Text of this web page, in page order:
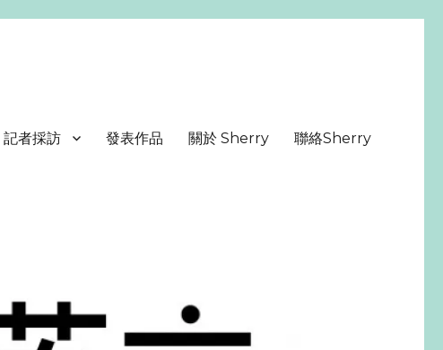
記者採訪 發表作品 關於 Sherry 聯絡Sherry